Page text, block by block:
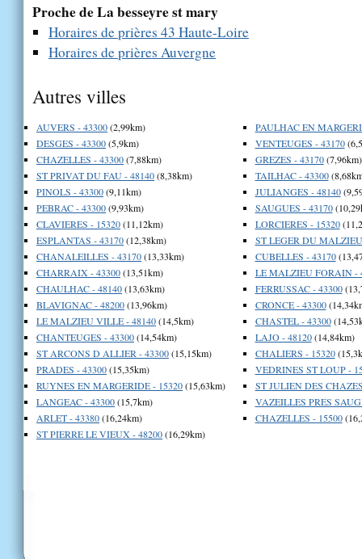
Proche de La besseyre st mary
Horaires de prières 43 Haute-Loire
Horaires de prières Auvergne
Autres villes
AUVERS - 43300(2,99km)
DESGES - 43300(5,9km)
CHAZELLES - 43300(7,88km)
ST PRIVAT DU FAU - 48140(8,38km)
PINOLS - 43300(9,11km)
PEBRAC - 43300(9,93km)
CLAVIERES - 15320(11,12km)
ESPLANTAS - 43170(12,38km)
CHANALEILLES - 43170(13,33km)
CHARRAIX - 43300(13,51km)
CHAULHAC - 48140(13,63km)
BLAVIGNAC - 48200(13,96km)
LE MALZIEU VILLE - 48140(14,5km)
CHANTEUGES - 43300(14,54km)
ST ARCONS D ALLIER - 43300(15,15km)
PRADES - 43300(15,35km)
RUYNES EN MARGERIDE - 15320(15,63km)
LANGEAC - 43300(15,7km)
ARLET - 43380(16,24km)
ST PIERRE LE VIEUX - 48200(16,29km)
PAULHAC EN
VENTEUGES - 43170
GREZES - 43170(7,96km)
TAILHAC - 43300
JULIANGES - 48140
SAUGUES - 43170
LORCIERES - 15320
ST LEGER DU
CUBELLES - 43170
LE MALZIEU FORAIN -
FERRUSSAC - 43300
CRONCE - 43300
CHASTEL - 43300
LAJO - 48120(14,84km)
CHALIERS - 15320
VEDRINES ST LOUP -
ST JULIEN DES
VAZEILLES PRES
CHAZELLES - 15500